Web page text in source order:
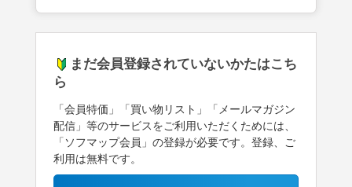
まだ会員登録されていないかたはこち
ら
「会員特価」「買い物リスト」「メールマガジン
配信」等のサービスをご利用いただくためには、
「ソフマップ会員」の登録が必要です。登録、ご
利用は無料です。